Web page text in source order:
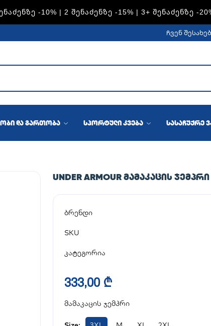
— 1 ᲨᲔᲜᲐᲫᲔᲜᲖᲔ -15% | 2 ᲨᲔᲜᲐᲫᲔᲜᲖᲔ -20% | 3+
ჩვენ შესახებ
და გართობა სპორტული კვება სასაჩუქრე
UNDER ARMOUR ᲛᲐᲛᲐᲙᲐᲪᲘᲡ ᲯᲔᲛᲞᲠᲘ
ბრენდი
SKU
კატეგორია
333,00 ₾
მამაკაცის ჯემპრი